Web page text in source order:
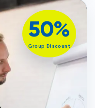
50%
Group Discount